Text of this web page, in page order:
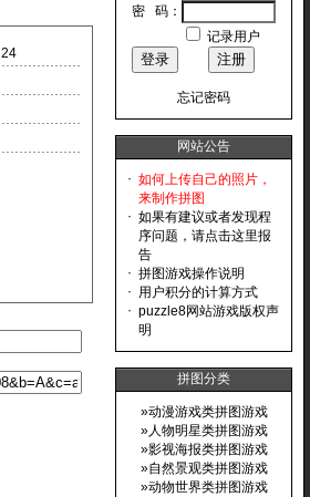
24
密 码：
记录用户
忘记密码
网站公告
· 如何上传自己的照片，
来制作拼图
· 如果有建议或者发现程
序问题，请点击这里报
告
· 拼图游戏操作说明
· 用户积分的计算方式
· puzzle8网站游戏版权声
明
拼图分类
»动漫游戏类拼图游戏
»人物明星类拼图游戏
»影视海报类拼图游戏
»自然景观类拼图游戏
»动物世界类拼图游戏